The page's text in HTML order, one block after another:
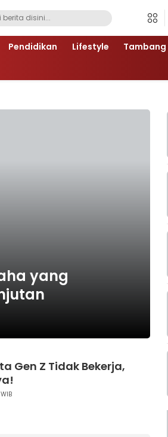
Pendidikan Lifestyle Tambang
yang
Gen Z Tidak Bekerja,